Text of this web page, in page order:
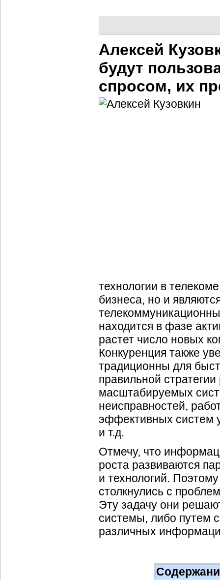
Алексей
будут
спросом, их
технологии в
бизнеса, но и
находится в фазе
растет число новых
Конкуренция также
традиционны для
правильной
масштабируемых
неисправностей,
эффективных систем
и т.д.
Отмечу, что
роста развиваются
и технологий.
столкнулись с
Эту задачу они
системы, либо путем
различных